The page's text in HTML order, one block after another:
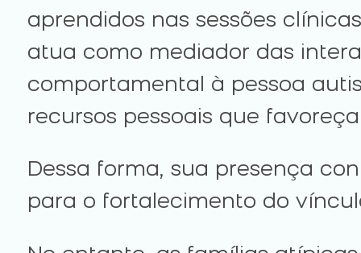
aprendidos nas sessões
atua como mediador das
comportamental à pessoa
recursos pessoais que
Dessa forma, sua presença
para o fortalecimento do